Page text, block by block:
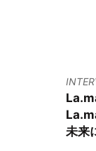
未来